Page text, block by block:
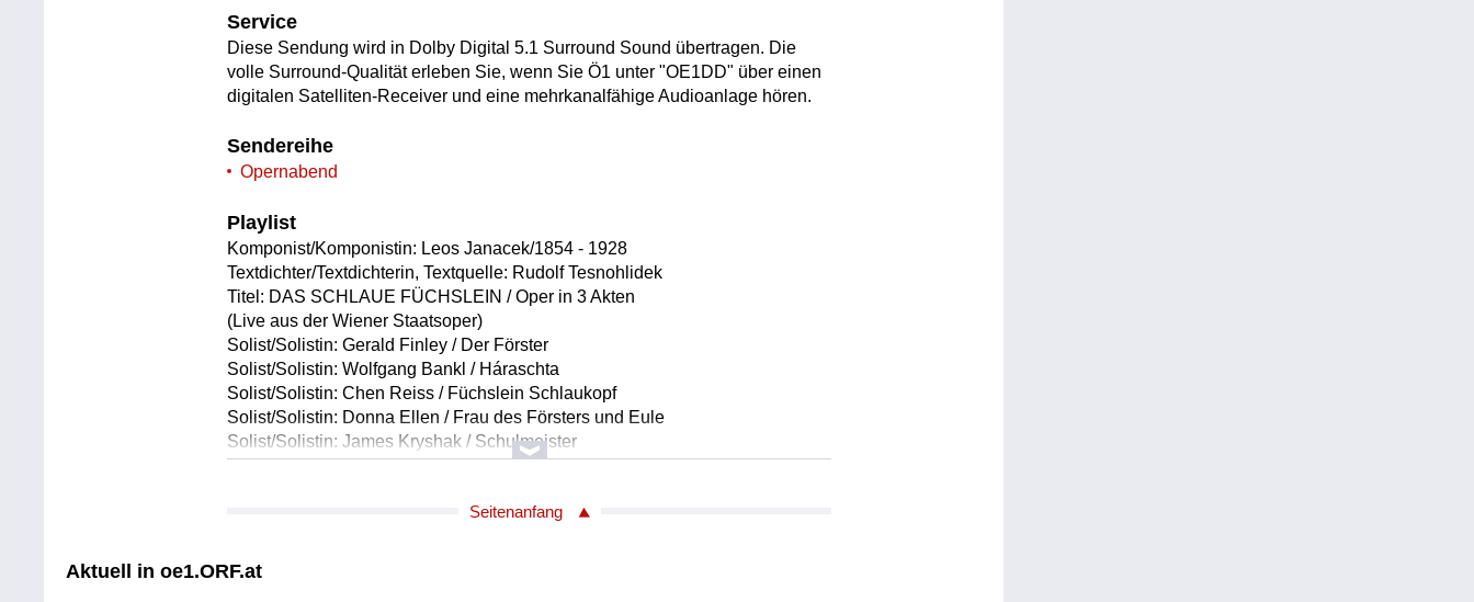
Service
Diese Sendung wird in Dolby Digital 5.1 Surround Sound übertragen. Die
volle Surround-Qualität erleben Sie, wenn Sie Ö1 unter "OE1DD" über einen
digitalen Satelliten-Receiver und eine mehrkanalfähige Audioanlage hören.
Sendereihe
Opernabend
Playlist
Komponist/Komponistin: Leos Janacek/1854 - 1928
Textdichter/Textdichterin, Textquelle: Rudolf Tesnohlidek
Titel: DAS SCHLAUE FÜCHSLEIN / Oper in 3 Akten
(Live aus der Wiener Staatsoper)
Solist/Solistin: Gerald Finley / Der Förster
Solist/Solistin: Wolfgang Bankl / Háraschta
Solist/Solistin: Chen Reiss / Füchslein Schlaukopf
Solist/Solistin: Donna Ellen / Frau des Försters und Eule
Solist/Solistin: James Kryshak / Schulmeister
Solist/Solistin: Andreas Hörl /Pfarrer / Dachs
Solist/Solistin: Sabine Kogler / Gastwirtin Pásek
Solist/Solistin: Bernhard Sengstschmid (Kind der Opernschule) / Frantík
Seitenanfang
Aktuell in oe1.ORF.at